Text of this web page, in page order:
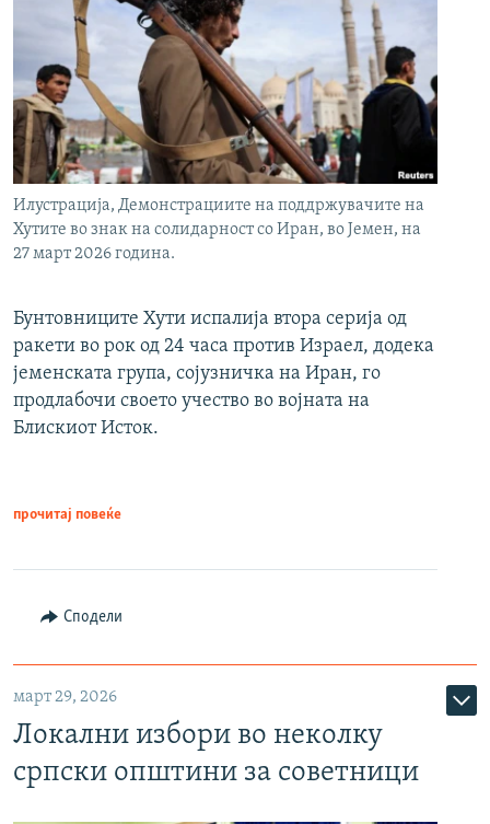
Илустрација, Демонстрациите на поддржувачите на
Хутите во знак на солидарност со Иран, во Јемен, на
27 март 2026 година.
Бунтовниците Хути испалија втора серија од
ракети во рок од 24 часа против Израел, додека
јеменската група, сојузничка на Иран, го
продлабочи своето учество во војната на
Блискиот Исток.
прочитај повеќе
Сподели
март 29, 2026
Локални избори во неколку
српски општини за советници